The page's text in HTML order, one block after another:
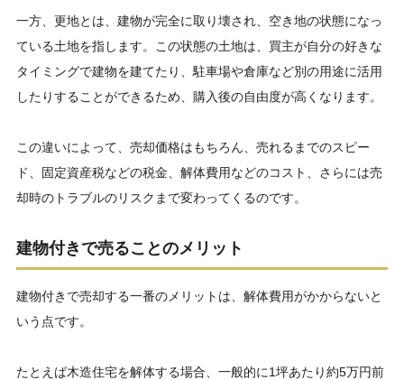
一方、更地とは、建物が完全に取り壊され、空き地の状態になっ
ている土地を指します。この状態の土地は、買主が自分の好きな
タイミングで建物を建てたり、駐車場や倉庫など別の用途に活用
したりすることができるため、購入後の自由度が高くなります。
この違いによって、売却価格はもちろん、売れるまでのスピー
ド、固定資産税などの税金、解体費用などのコスト、さらには売
却時のトラブルのリスクまで変わってくるのです。
建物付きで売ることのメリット
建物付きで売却する一番のメリットは、解体費用がかからないと
いう点です。
たとえば木造住宅を解体する場合、一般的に1坪あたり約5万円前